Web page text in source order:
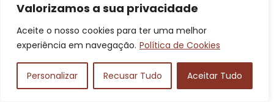
Valorizamos a sua privacidade
Aceite o nosso cookies para ter uma melhor
experiência em navegação. Política de Cookies
Personalizar Recusar Tudo Aceitar Tudo
muito profundos, procure uma ótica. Os profissionais
eles precisarão ser trocados. Não se esqueça de
fazer uma consulta periódica com o oftalmologista